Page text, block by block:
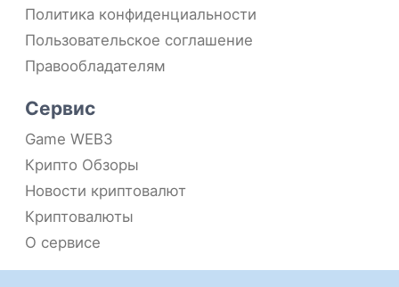
Политика конфиденциальности
Пользовательское соглашение
Правообладателям
Сервис
Game WEB3
Крипто Обзоры
Новости криптовалют
Криптовалюты
О сервисе